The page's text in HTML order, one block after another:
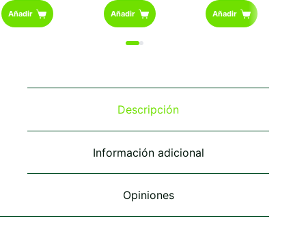
Añadir Añadir Añadir
Descripción
Información adicional
Opiniones